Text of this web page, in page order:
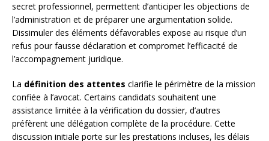
secret professionnel, permettent d’anticiper les objections de
l’administration et de préparer une argumentation solide.
Dissimuler des éléments défavorables expose au risque d’un
refus pour fausse déclaration et compromet l’efficacité de
l’accompagnement juridique.
La définition des attentes clarifie le périmètre de la mission
confiée à l’avocat. Certains candidats souhaitent une
assistance limitée à la vérification du dossier, d’autres
préfèrent une délégation complète de la procédure. Cette
discussion initiale porte sur les prestations incluses, les délais